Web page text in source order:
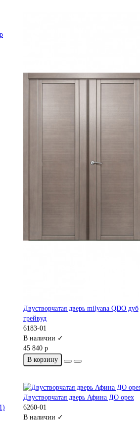
Двустворчатая дверь milyana QDO дуб
грейвуд
6183-01
В наличии ✓
45 840 р
В корзину
Двустворчатая дверь Афина ДО орех
6260-01
В наличии ✓